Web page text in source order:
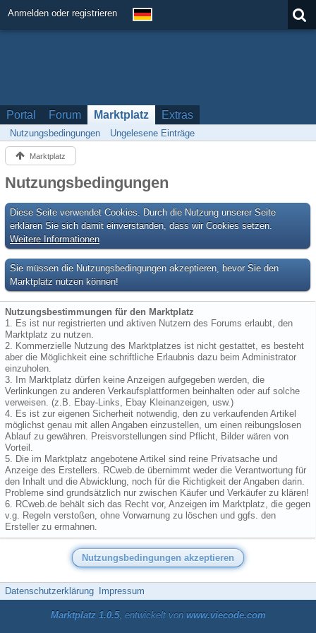
Anmelden oder registrieren
Portal Forum Marktplatz Extras
Nutzungsbedingungen Ungelesene Einträge
Marktplatz
Nutzungsbedingungen
Diese Seite verwendet Cookies. Durch die Nutzung unserer Seite
erklären Sie sich damit einverstanden, dass wir Cookies setzen.
Weitere Informationen
Sie müssen die Nutzungsbedingungen akzeptieren, bevor Sie den
Marktplatz nutzen können!
Nutzungsbestimmungen für den Marktplatz
1. Es ist nur registrierten und aktiven Nutzern des Forums erlaubt, den
Marktplatz zu nutzen.
2. Kommerzielle Nutzung des Marktplatzes ist nicht gestattet, es besteht
aber die Möglichkeit eine schriftliche Erlaubnis dazu beim Administrator
einzuholen.
3. Im Marktplatz dürfen keine Anzeigen aufgegeben werden, die
Verlinkungen zu anderen Verkaufsplattformen beinhalten oder auf solche
verweisen. (z.B. Ebay-Links, Ebay Kleinanzeigen, usw.)
4. Es ist zur eigenen Sicherheit notwendig, den zu verkaufenden Artikel
möglichst genau mit allen Angaben einzustellen, um einen reibungslosen
Ablauf zu gewähren. Preisvorstellungen sind Pflicht, Bilder wären von
Vorteil.
5. Die im Marktplatz angebotene Artikel sind reine Privatsache und
Anzeige des Erstellers. RCweb.de übernimmt weder die Verantwortung für
den Inhalt und die Abwicklung, noch für die Richtigkeit der Angaben darin.
Probleme sind grundsätzlich nur zwischen Käufer und Verkäufer zu klären!
6. RCweb.de behält sich das Recht vor, Anzeigen im Marktplatz, die gegen
v.g. Regeln verstoßen, ohne Vorwarnung zu löschen und ggfs. den
Ersteller zu ermahnen.
Datenschutzerklärung Impressum
Marktplatz 1.0.5, entwickelt von www.viecode.com